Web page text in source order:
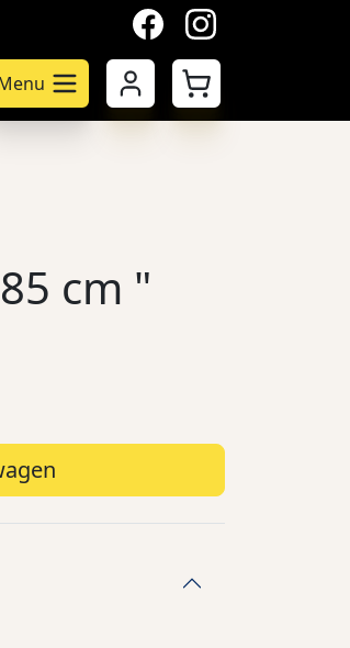
facebookinstagram
Mijn accountWinkelwagen
cm "